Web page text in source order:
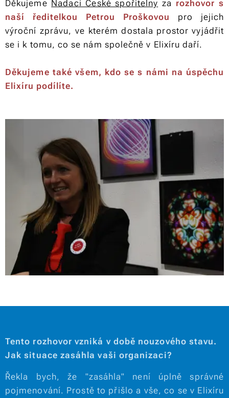
Děkujeme Nadaci České spořitelny za rozhovor s
naší ředitelkou Petrou Proškovou
pro jejich
výroční zprávu, ve kterém dostala prostor vyjádřit
se i k tomu, co se nám společně v Elixíru daří.
Děkujeme také všem, kdo se s námi na úspěchu
Elixíru podílíte.
Tento rozhovor vzniká v době nouzového stavu.
Jak situace zasáhla vaši organizaci?
Řekla bych, že "zasáhla" není úplně správné
pojmenování. Prostě to přišlo a vše, co se v Elixíru